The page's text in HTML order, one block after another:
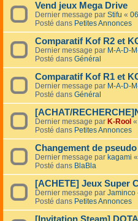
Vend jeux Mega Drive
Dernier message par Stifu «
Posté dans Petites Annonces
Comparatif Kof R2 et
Dernier message par M-A-D-
Posté dans Général
Comparatif Kof R1 et
Dernier message par M-A-D-
Posté dans Général
[ACHAT/
Dernier message par K-Rool «
Posté dans Petites Annonces
Changement de pseudo
Dernier message par kagami «
Posté dans BlaBla
[ACHETE] Jeux Super
Dernier message par Jaminco
Posté dans Petites Annonces